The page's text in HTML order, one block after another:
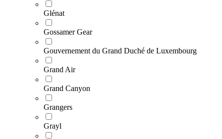
Glénat
Gossamer Gear
Gouvernement du Grand Duché de Luxembourg
Grand Air
Grand Canyon
Grangers
Grayl